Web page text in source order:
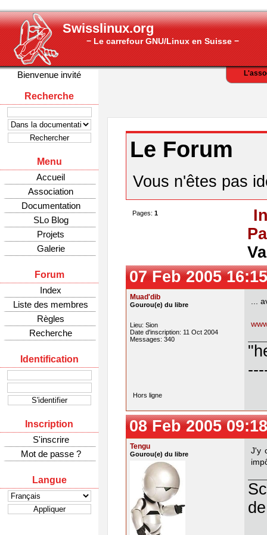
Swisslinux.org
− Le carrefour GNU/Linux en Suisse −
Bienvenue invité
Recherche
Menu
Accueil
Association
Documentation
SLo Blog
Projets
Galerie
Forum
Index
Liste des membres
Règles
Recherche
Identification
Inscription
S'inscrire
Mot de passe ?
Langue
Le Forum
Vous n'êtes pas
Pages: 1
07 Feb 2005
Muad'dib
Gourou(e) du libre
Lieu: Sion
Date d'inscription: 11 Oct 2004
Messages: 340
...
Hors ligne
08 Feb 2005
Tengu
Gourou(e) du libre
J'y